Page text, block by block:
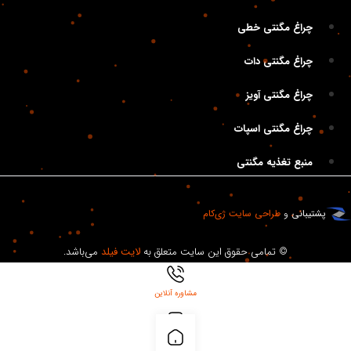
چراغ مگنتی خطی
چراغ مگنتی دات
چراغ مگنتی آویز
چراغ مگنتی اسپات
منبع تغذیه مگنتی
.
پشتیبانیو طراحی سایت ژی‌کام
© تمامی حقوق این سایت متعلق به لایت فیلد می‌باشد.
مشاوره آنلاین
بلاگ